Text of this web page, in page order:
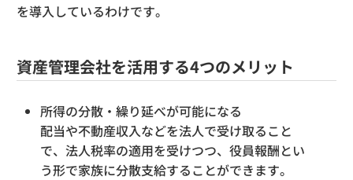
を導入しているわけです。
資産管理会社を活用する4つのメリット
所得の分散・繰り延べが可能になる
配当や不動産収入などを法人で受け取ること
で、法人税率の適用を受けつつ、役員報酬とい
う形で家族に分散支給することができます。